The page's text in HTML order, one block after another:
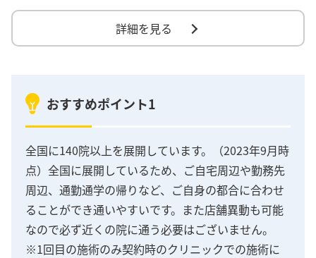
詳細を見る
おすすめポイント1
全国に140院以上を展開しています。（2023年9月時
点）全国に展開しているため、ご自宅周辺や勤務先
周辺、通勤通学の帰りなど、ご自身の都合に合わせ
ることができ通いやすいです。また店舗異動も可能
なので必ず近くの院に通う必要はございません。
※1回目の施術のみ契約時のクリニックでの施術に